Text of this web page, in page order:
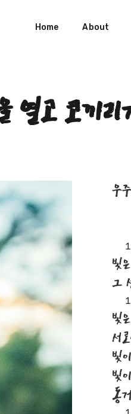
Home About
열고 코끼
우
빛
그
빛
서
빛
빛
동